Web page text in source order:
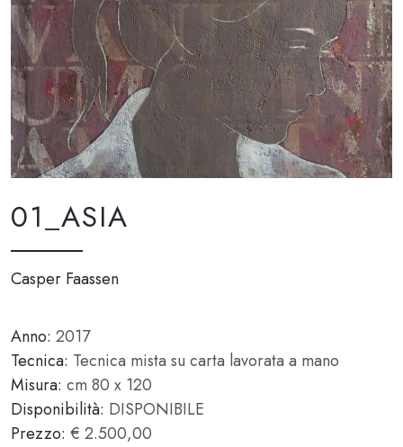
01_ASIA
Casper Faassen
Anno: 2017
Tecnica: Tecnica mista su carta lavorata a mano
Misura: cm 80 x 120
Disponibilità: DISPONIBILE
Prezzo: € 2.500,00